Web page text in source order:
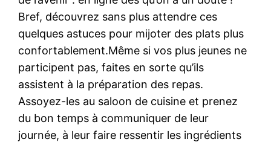
Bref, découvrez sans plus attendre ces
quelques astuces pour mijoter des plats plus
confortablement.Même si vos plus jeunes ne
participent pas, faites en sorte qu’ils
assistent à la préparation des repas.
Assoyez-les au saloon de cuisine et prenez
du bon temps à communiquer de leur
journée, à leur faire ressentir les ingrédients